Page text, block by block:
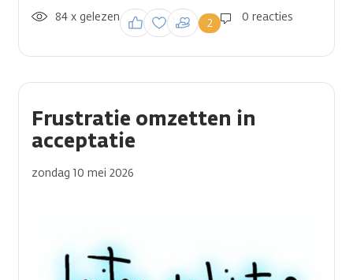
0 reacties
2
Inloggen om een
reactie te plaatsen
84 x gelezen
Frustratie omzetten in
acceptatie
zondag 10 mei 2026